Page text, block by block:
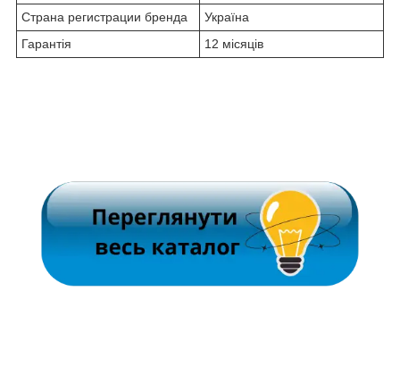
Страна регистрации бренда
Україна
Гарантія
12 місяців